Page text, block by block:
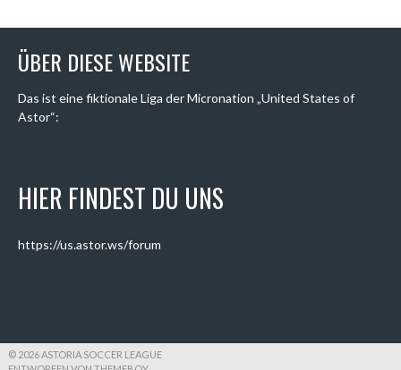
ÜBER DIESE WEBSITE
Das ist eine fiktionale Liga der Micronation „United States of
Astor“:
HIER FINDEST DU UNS
https://us.astor.ws/forum
© 2026 ASTORIA SOCCER LEAGUE